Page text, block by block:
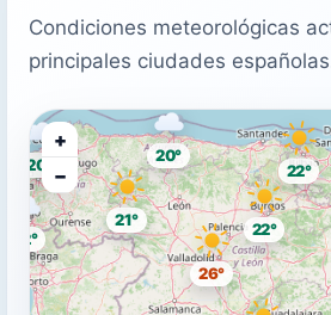
Condiciones meteorológicas
principales ciudades
22°
26°
22°
20°
20°
22°
21°
+
−